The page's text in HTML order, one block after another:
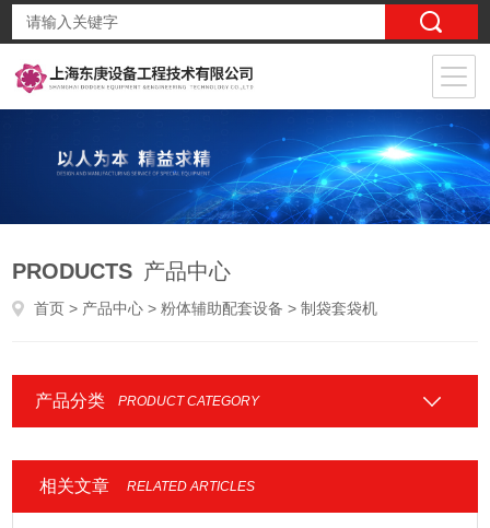
PRODUCTS 产品中心
首页 > 产品中心 >粉体辅助配套设备 > 制袋套袋机
产品分类 PRODUCT CATEGORY
相关文章 RELATED ARTICLES